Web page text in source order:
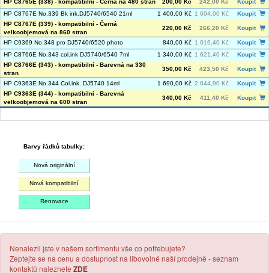
HP C8765E (338) - kompatibilní - Černá na 480 stran
200,00 Kč 242,00 Kč
Koupit
HP C8767E No.339 Bk ink.DJ5740/6540 21ml
1 400,00 Kč 1 694,00 Kč
Koupit
HP C8767E (339) - kompatibilní - Černá
velkoobjemová na 860 stran
220,00 Kč 266,20 Kč Koupit
HP C9369 No.348 pro DJ5740/6520 photo 840,00 Kč 1 016,40 Kč
Koupit
HP C8766E No.343 col.ink DJ5740/6540 7ml
1 340,00 Kč 1 621,40 Kč
Koupit
HP C8766E (343) - kompatibilní - Barevná na 330
stran
350,00 Kč 423,50 Kč Koupit
HP C9363E No.344 Col.ink. DJ5740 14ml 1 690,00 Kč 2 044,90 Kč
Koupit
HP C9363E (344) - kompatibilní - Barevná
velkoobjemová na 600 stran
340,00 Kč 411,40 Kč Koupit
Barvy řádků tabulky:
Nová originální
Nová kompatibilní
Renovace
Nenalezli jste v našem sortimentu vše co potřebujete?
Zeptejte se na cenu a dostupnost na libovolné naší prodejně - seznam
kontaktů naleznete ZDE